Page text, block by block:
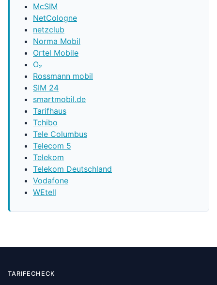
McSIM
NetCologne
netzclub
Norma Mobil
Ortel Mobile
O₂
Rossmann mobil
SIM 24
smartmobil.de
Tarifhaus
Tchibo
Tele Columbus
Telecom 5
Telekom
Telekom Deutschland
Vodafone
WEtell
TARIFECHECK